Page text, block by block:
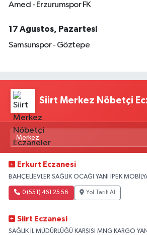
Amed - Erzurumspor FK
17 Ağustos, Pazartesi
Samsunspor - Göztepe
Siirt Merkez Nöbetçi
Erkurt Eczanesi
BAHÇELİEVLER SAĞLIK OCAĞI YANI İPEK
0 (551) 461 25 56 Yol Tarifi Al
Siirt Eczanesi
SAĞLIK İL MÜDÜRLÜĞÜ KARŞISI MNG KARGO YANI